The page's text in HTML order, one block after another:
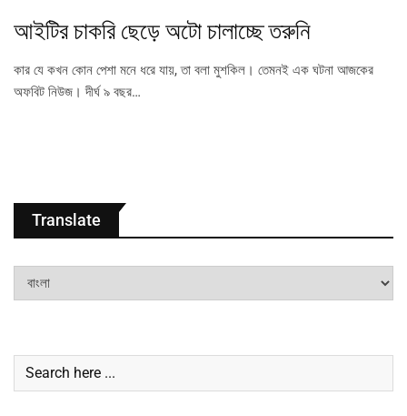
আইটির চাকরি ছেড়ে অটো চালাচ্ছে তরুনি
কার যে কখন কোন পেশা মনে ধরে যায়, তা বলা মুশকিল। তেমনই এক ঘটনা আজকের
অফবিট নিউজ। দীর্ঘ ৯ বছর…
Translate